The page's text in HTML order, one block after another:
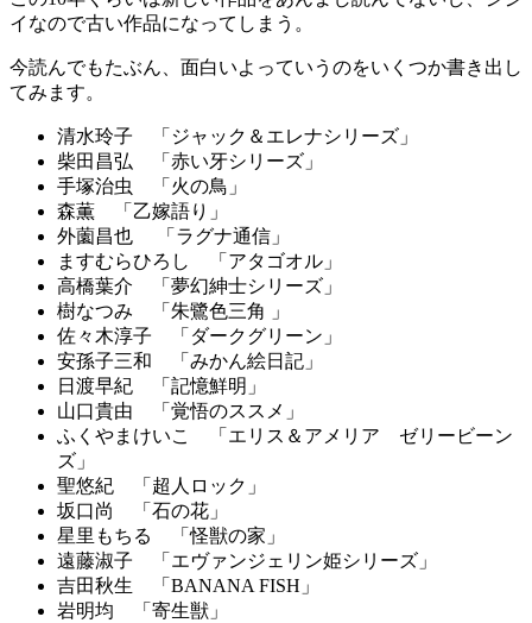
イなので古い作品になってしまう。
今読んでもたぶん、面白いよっていうのをいくつか書き出し
てみます。
清水玲子 「ジャック＆エレナシリーズ」
柴田昌弘 「赤い牙シリーズ」
手塚治虫 「火の鳥」
森薫 「乙嫁語り」
外薗昌也 「ラグナ通信」
ますむらひろし 「アタゴオル」
高橋葉介 「夢幻紳士シリーズ」
樹なつみ 「朱鷺色三角 」
佐々木淳子 「ダークグリーン」
安孫子三和 「みかん絵日記」
日渡早紀 「記憶鮮明」
山口貴由 「覚悟のススメ」
ふくやまけいこ 「エリス＆アメリア ゼリービーン
ズ」
聖悠紀 「超人ロック」
坂口尚 「石の花」
星里もちる 「怪獣の家」
遠藤淑子 「エヴァンジェリン姫シリーズ」
吉田秋生 「BANANA FISH」
岩明均 「寄生獣」